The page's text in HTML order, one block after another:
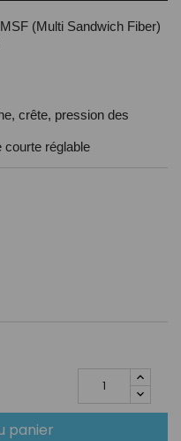
(Multi Sandwich Fiber)
crête, pression des
courte réglable
panier